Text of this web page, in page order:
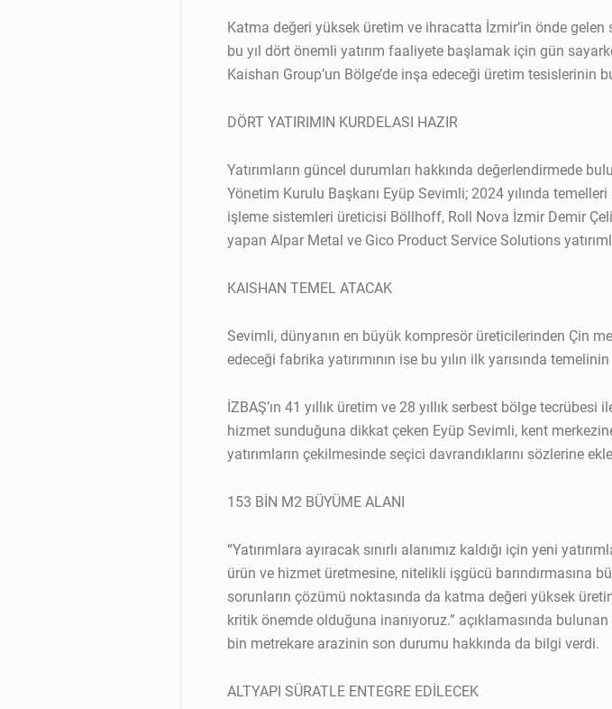
Katma değeri yüksek üretim ve ihracatta İzmir’in önde
bu yıl dört önemli yatırım faaliyete başlamak için gün
Kaishan Group’un Bölge’de inşa edeceği üretim tesislerinin
DÖRT YATIRIMIN KURDELASI HAZIR
Yatırımların güncel durumları hakkında değerlendirmede
Yönetim Kurulu Başkanı Eyüp Sevimli; 2024 yılında
işleme sistemleri üreticisi Böllhoff, Roll Nova İzmir Demir
yapan Alpar Metal ve Gico Product Service Solutions
KAISHAN TEMEL ATACAK
Sevimli, dünyanın en büyük kompresör üreticilerinden Çin
edeceği fabrika yatırımının ise bu yılın ilk yarısında
İZBAŞ’ın 41 yıllık üretim ve 28 yıllık serbest bölge
hizmet sunduğuna dikkat çeken Eyüp Sevimli, kent
yatırımların çekilmesinde seçici davrandıklarını sözlerine
153 BİN M2 BÜYÜME ALANI
“Yatırımlara ayıracak sınırlı alanımız kaldığı için yeni
ürün ve hizmet üretmesine, nitelikli işgücü barındırmasına
sorunların çözümü noktasında da katma değeri yüksek
kritik önemde olduğuna inanıyoruz.” açıklamasında
bin metrekare arazinin son durumu hakkında da bilgi verdi.
ALTYAPI SÜRATLE ENTEGRE EDİLECEK